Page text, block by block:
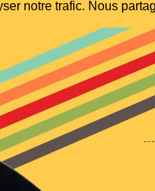
notre trafic. Nous